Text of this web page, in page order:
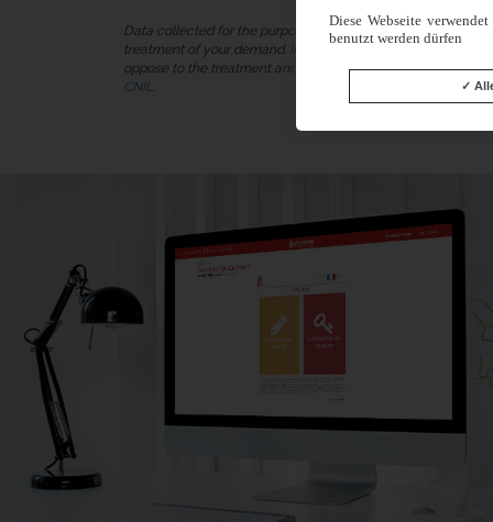
lieux loués
Data collected for the purpose of the insurance is recorded
treatment of your demand. In accordance with the law
oppose to the treatment and the portability of your data,
CNIL.
Diese Webseite
benutzt werden dürfen